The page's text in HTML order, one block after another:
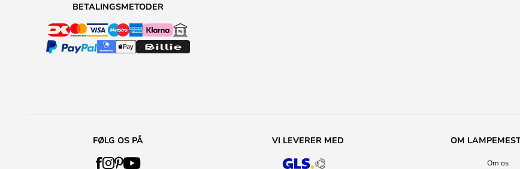
BETALINGSMETODER
FØLG OS PÅ VI LEVERER MED OM
Om os